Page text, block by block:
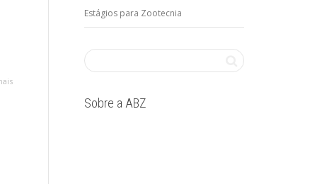
Estágios para Zootecnia
Sobre a ABZ